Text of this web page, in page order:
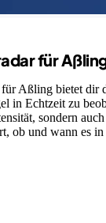
für
für Aßling bietet dir
in Echtzeit zu
sondern
ob und wann es